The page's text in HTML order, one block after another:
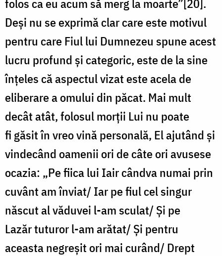
folos ca eu acum să merg la moarte”[20].
Deși nu se exprimă clar care este motivul
pentru care Fiul lui Dumnezeu spune acest
lucru profund și categoric, este de la sine
înțeles că aspectul vizat este acela de
eliberare a omului din păcat. Mai mult
decât atât, folosul morții Lui nu poate
fi găsit în vreo vină personală, El ajutând și
vindecând oamenii ori de câte ori avusese
ocazia: „Pe fiica lui Iair cândva numai prin
cuvânt am înviat/ Iar pe fiul cel singur
născut al văduvei l-am sculat/ Și pe
Lazăr tuturor l-am arătat/ Și pentru
aceasta negreșit ori mai curând/ Drept